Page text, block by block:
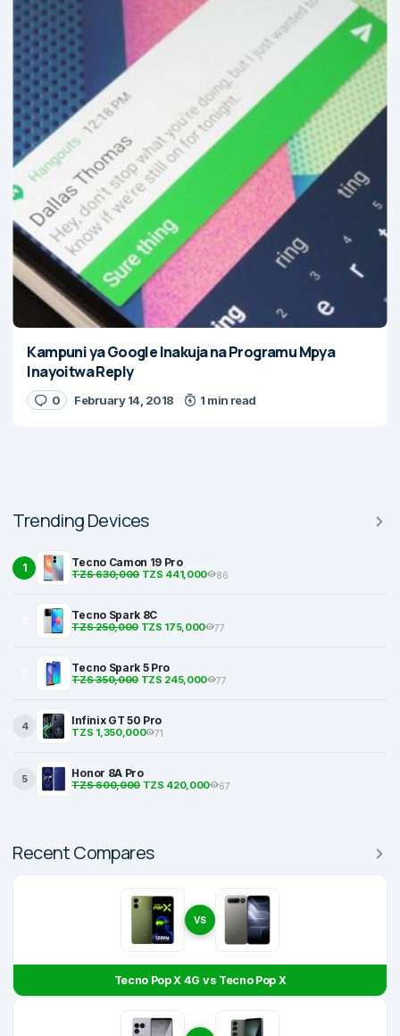
Kampuni ya Google Inakuja na Programu Mpya
Inayoitwa Reply
0 February 14, 2018 1 min read
Trending Devices
1 Tecno Camon 19 Pro
TZS 630,000TZS 441,000 86
Tecno Spark 8C
TZS 250,000TZS 175,000 77
Tecno Spark 5 Pro
TZS 350,000TZS 245,000 77
4 Infinix GT 50 Pro
TZS 1,350,000 71
5 Honor 8A Pro
TZS 600,000TZS 420,000 67
Recent Compares
VS
Tecno Pop X 4G vs Tecno Pop X